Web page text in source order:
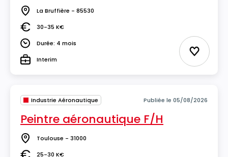
Lieu La Bruffière - 85530
Salaire30-35 K€
DuréeDurée: 4 mois
TypeInterim Ajouter
Industrie Aéronautique Publiée le 05/08/2026
Peintre aéronautique F/H
Lieu Toulouse - 31000
25-30 K€